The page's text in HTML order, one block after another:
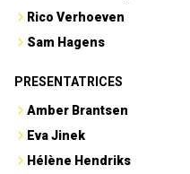
Rico Verhoeven
Sam Hagens
PRESENTATRICES
Amber Brantsen
Eva Jinek
Hélène Hendriks